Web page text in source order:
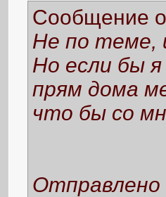
Сообщение
Не по теме,
Но если бы
прям дома
что бы со
Отправлено